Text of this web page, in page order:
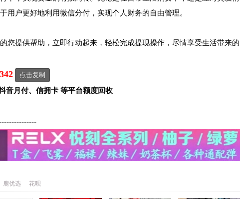
用户更好地利用微信分付，实现个人财务的自由管理。
您提供帮助，立即行动起来，轻松完成提现操作，尽情享受生活带来的
点击复制
音月付、信拥卡 等平台额度回收
鹿优选 花呗